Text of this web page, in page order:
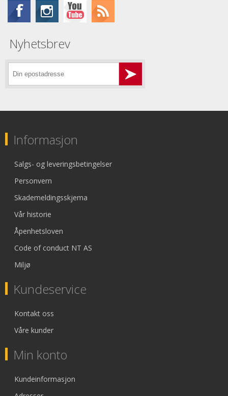
Nyhetsbrev
Informasjon
Salgs- og leveringsbetingelser
Personvern
Skademeldingsskjema
Vår historie
Åpenhetsloven
Code of conduct NT AS
Miljø
Kundeservice
Kontakt oss
Våre kunder
Min konto
Kundeinformasjon